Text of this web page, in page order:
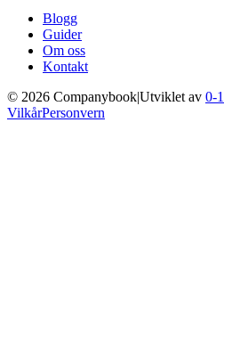
Blogg
Guider
Om oss
Kontakt
© 2026 Companybook|Utviklet av 0-1
VilkårPersonvern